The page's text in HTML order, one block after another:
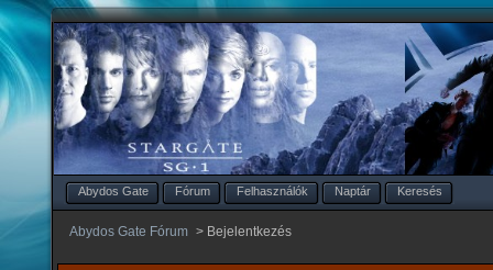
Abydos Gate Fórum Felhasználók Naptár Keresés
Abydos Gate Fórum > Bejelentkezés